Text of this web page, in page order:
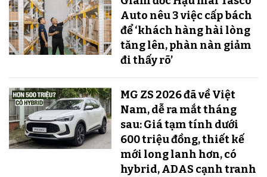
Auto nêu 3 việc cấp bách
để ‘khách hàng hài lòng
tăng lên, phàn nàn giảm
đi thấy rõ’
MG ZS 2026 đã về Việt
Nam, dễ ra mắt tháng
sau: Giá tạm tính dưới
600 triệu đồng, thiết kế
mới long lanh hơn, có
hybrid, ADAS cạnh tranh